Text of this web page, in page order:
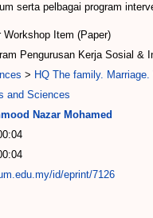
serta pelbagai program
Workshop Item (Paper)
Pengurusan Kerja Sosial &
> HQ The family. Marriage.
and Sciences
Nazar Mohamed
id/eprint/7126